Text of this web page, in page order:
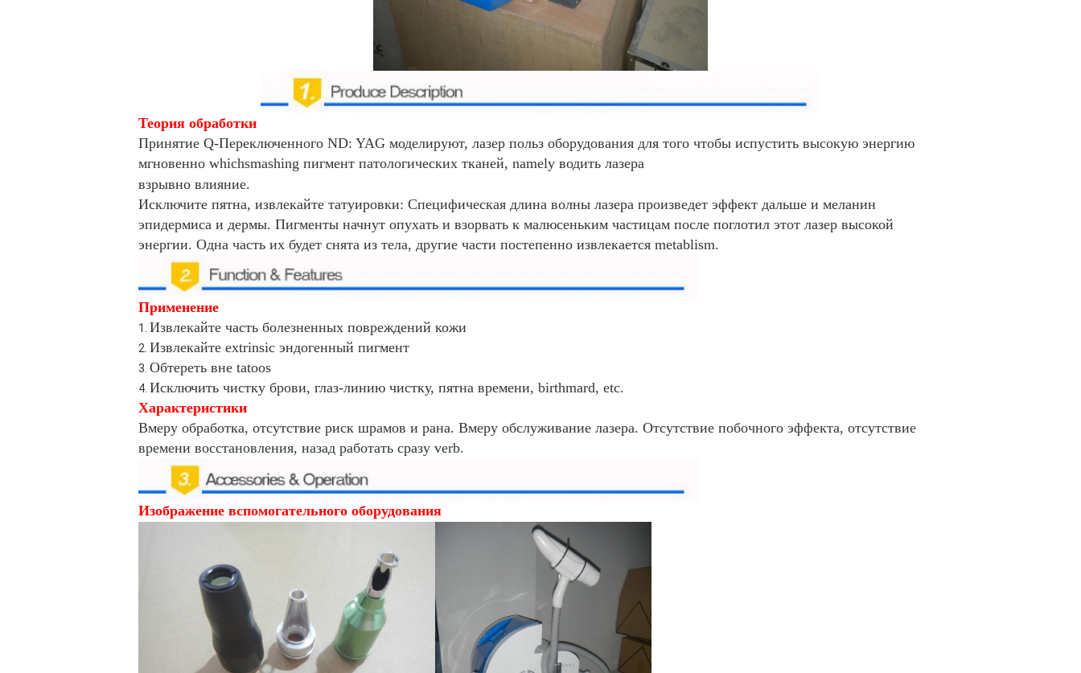
Теория обработки
Принятие Q-Переключенного ND: YAG моделируют, лазер польз оборудования для того чтобы испустить высокую энергию
мгновенно whichsmashing пигмент патологических тканей, namely водить лазера
взрывно влияние.
Исключите пятна, извлекайте татуировки: Специфическая длина волны лазера произведет эффект дальше и меланин
эпидермиса и дермы. Пигменты начнут опухать и взорвать к малюсеньким частицам после поглотил этот лазер высокой
энергии. Одна часть их будет снята из тела, другие части постепенно извлекается metablism.
Применение
1. Извлекайте часть болезненных повреждений кожи
2. Извлекайте extrinsic эндогенный пигмент
3. Обтереть вне tatoos
4. Исключить чистку брови, глаз-линию чистку, пятна времени, birthmard, etc.
Характеристики
Вмеру обработка, отсутствие риск шрамов и рана. Вмеру обслуживание лазера. Отсутствие побочного эффекта, отсутствие
времени восстановления, назад работать сразу verb.
Изображение вспомогательного оборудования